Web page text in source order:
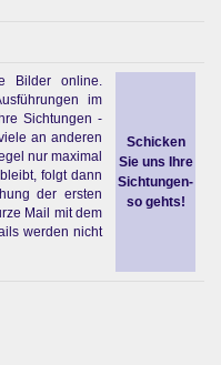
Bilder online.
im
Sichtungen -
an anderen
nur maximal
folgt dann
der ersten
Mail mit dem
werden nicht
Schicken
Sie uns Ihre
Sichtungen-
so gehts!